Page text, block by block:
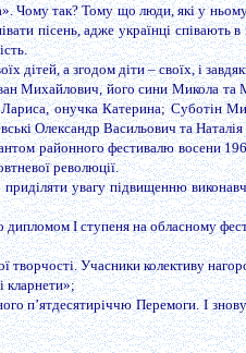
Чому так? Тому що люди, які у
пісень, адже українці співають
а згодом діти – своїх, і
Михайлович, його сини Микола
онучка Катерина; Суботін
Олександр Васильович та
районного фестивалю
революції.
увагу підвищенню
І ступеня на обласному
творчості. Учасники колективу
кларнети»;
п’ятдесятиріччю Перемоги. І